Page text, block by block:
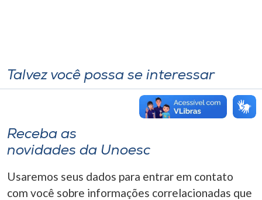
Talvez você possa se interessar
Receba as
novidades da Unoesc
Usaremos seus dados para entrar em contato
com você sobre informações correlacionadas que